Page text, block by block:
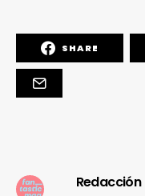
SHARE
Redacción